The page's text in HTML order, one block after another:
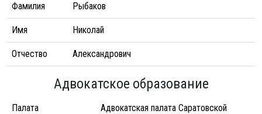
Фамилия Рыбаков
Имя Николай
Отчество Александрович
Адвокатское образование
Палата
Адвокатская палата Саратовской